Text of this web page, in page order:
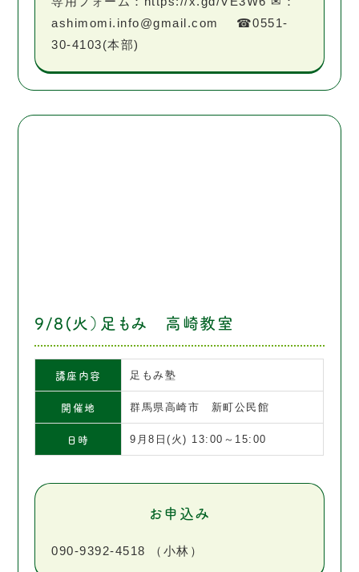
ashimomi.info@gmail.com ☎0551-
30-4103(本部)
9/8(火）足もみ 高崎教室
講座内容 足もみ塾
開催地 群馬県高崎市 新町公民館
日時 9月8日(火) 13:00～15:00
お申込み
090-9392-4518 （小林）